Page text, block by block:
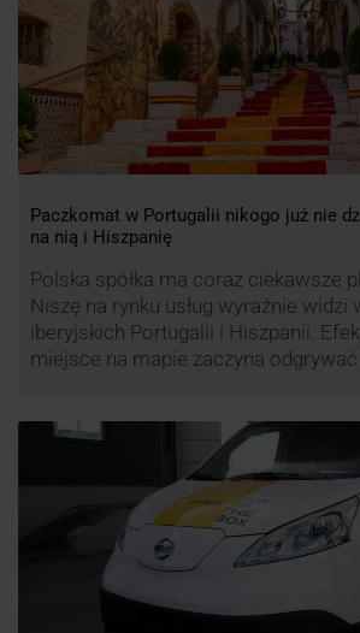
Paczkomat w Portugalii nikogo już nie
na nią i Hiszpanię
Polska spółka ma coraz ciekawsze
Niszę na rynku usług wyraźnie widzi
iberyjskich Portugalii i Hiszpanii.
miejsce na mapie zaczyna